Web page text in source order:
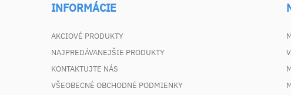
INFORMÁCIE
AKCIOVÉ PRODUKTY
NAJPREDÁVANEJŠIE PRODUKTY
KONTAKTUJTE NÁS
VŠEOBECNÉ OBCHODNÉ PODMIENKY